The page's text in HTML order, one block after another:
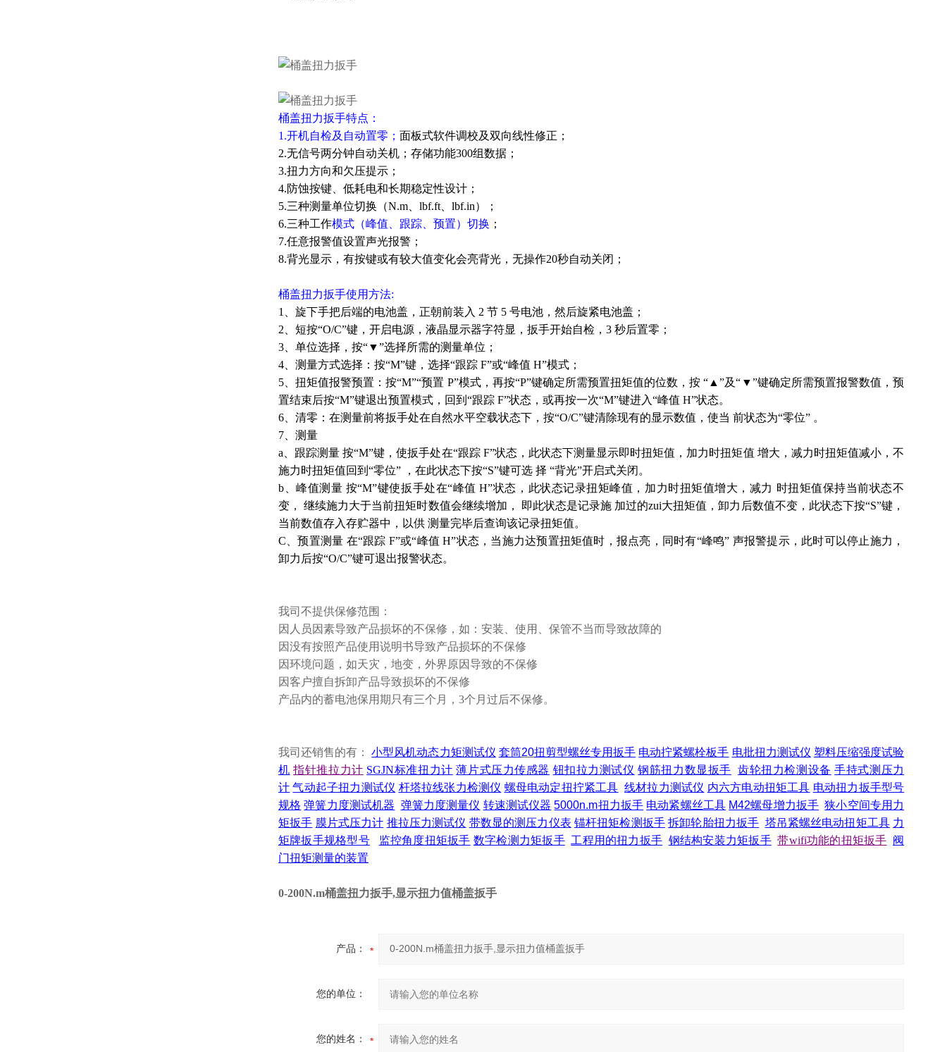
桶盖扭力扳手特点：
1.开机自检及自动置零； 面板式软件调校及双向线性修正；
2.无信号两分钟自动关机；存储功能300组数据；
3.扭力方向和欠压提示；
4.防蚀按键、低耗电和长期稳定性设计；
5.三种测量单位切换（N.m、lbf.ft、lbf.in）；
6.三种工作模式（峰值、跟踪、预置）切换 ；
7.任意报警值设置声光报警；
8.背光显示，有按键或有较大值变化会亮背光，无操作20秒自动关闭；
桶盖扭力扳手使用方法:
1、旋下手把后端的电池盖，正朝前装入 2 节 5 号电池，然后旋紧电池盖；
2、短按“O/C”键，开启电源，液晶显示器字符显，扳手开始自检，3 秒后置零；
3、单位选择，按“▼”选择所需的测量单位；
4、测量方式选择：按“M”键，选择“跟踪 F”或“峰值 H”模式；
5、扭矩值报警预置：按“M”“预置 P”模式，再按“P”键确定所需预置扭矩值的位数，按 “▲”及“▼”键确定所需预置报警数值，预
置结束后按“M”键退出预置模式，回到“跟踪 F”状态，或再按一次“M”键进入“峰值 H”状态。
6、清零：在测量前将扳手处在自然水平空载状态下，按“O/C”键清除现有的显示数值，使当 前状态为“零位” 。
7、测量
a、跟踪测量 按“M”键，使扳手处在“跟踪 F”状态，此状态下测量显示即时扭矩值，加力时扭矩值 增大，减力时扭矩值减小，不
施力时扭矩值回到“零位” ，在此状态下按“S”键可选 择 “背光”开启式关闭。
b、峰值测量 按“M”键使扳手处在“峰值 H”状态，此状态记录扭矩峰值，加力时扭矩值增大，减力 时扭矩值保持当前状态不
变， 继续施力大于当前扭矩时数值会继续增加， 即此状态是记录施 加过的zui大扭矩值，卸力后数值不变，此状态下按“S”键，
当前数值存入存贮器中，以供 测量完毕后查询该记录扭矩值。
C、预置测量 在“跟踪 F”或“峰值 H”状态，当施力达预置扭矩值时，报点亮，同时有“峰鸣” 声报警提示，此时可以停止施力，
卸力后按“O/C”键可退出报警状态。
我司不提供保修范围：
因人员因素导致产品损坏的不保修，如：安装、使用、保管不当而导致故障的
因没有按照产品使用说明书导致产品损坏的不保修
因环境问题，如天灾，地变，外界原因导致的不保修
因客户擅自拆卸产品导致损坏的不保修
产品内的蓄电池保用期只有三个月，3个月过后不保修。
我司还销售的有：小型风机动态力矩测试仪 套筒20扭剪型螺丝专用扳手 电动拧紧螺栓板手 电批扭力测试仪 塑料压缩强度试验
机 指针推拉力计 SGJN标准扭力计 薄片式压力传感器 钮扣拉力测试仪 钢筋扭力数显扳手 齿轮扭力检测设备 手持式测压力
计 气动起子扭力测试仪 杆塔拉线张力检测仪 螺母电动定扭拧紧工具 线材拉力测试仪 内六方电动扭矩工具 电动扭力扳手型号
规格 弹簧力度测试机器 弹簧力度测量仪 转速测试仪器 5000n.m扭力扳手 电动紧螺丝工具 M42螺母增力扳手 狭小空间专用力
矩扳手 膜片式压力计 推拉压力测试仪 带数显的测压力仪表 锚杆扭矩检测扳手 拆卸轮胎扭力扳手 塔吊紧螺丝电动扭矩工具 力
矩牌扳手规格型号
监控角度扭矩扳手 数字检测力矩扳手 工程用的扭力扳手 钢结构安装力矩扳手 带wifi功能的扭矩扳手 阀
门扭矩测量的装置
0-200N.m桶盖扭力扳手,显示扭力值桶盖扳手
产品：
您的单位：
您的姓名：